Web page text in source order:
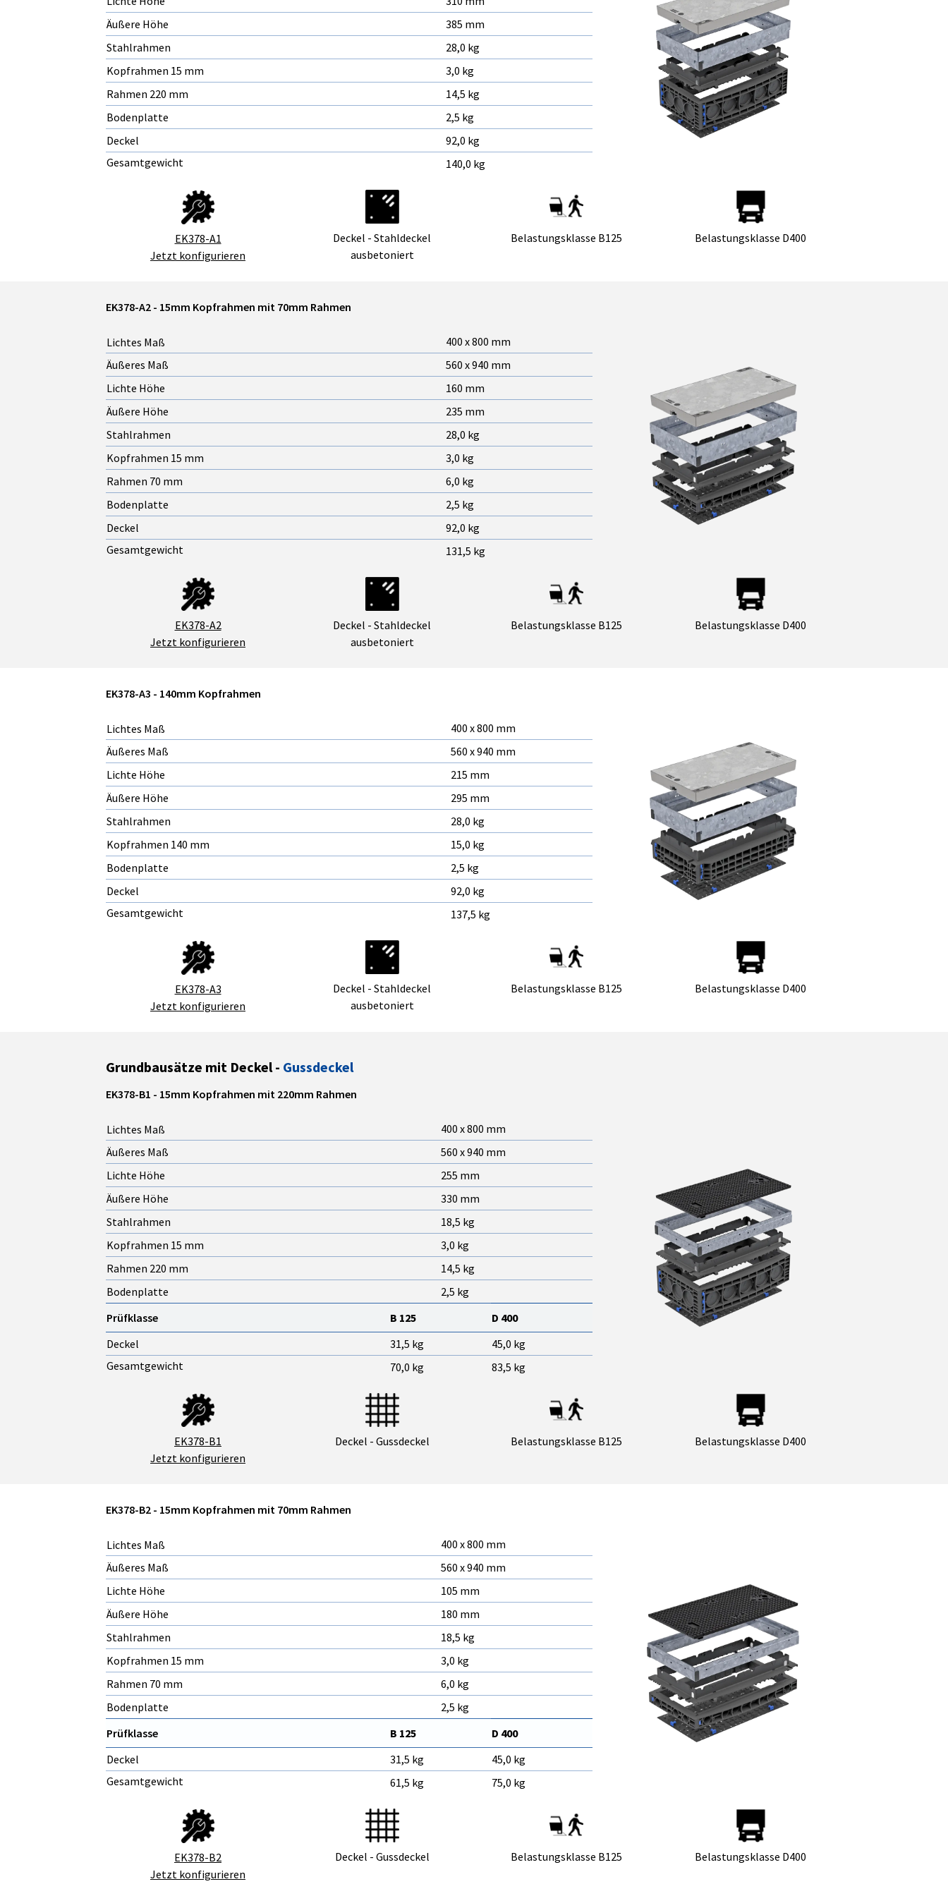
Äußere Höhe
385 mm
Stahlrahmen
28,0 kg
Kopfrahmen 15 mm
3,0 kg
Rahmen 220 mm
14,5 kg
Bodenplatte
2,5 kg
Deckel
92,0 kg
Gesamtgewicht
140,0 kg
EK378-A1
Jetzt konfigurieren
Deckel - Stahldeckel
ausbetoniert
Belastungsklasse B125 Belastungsklasse D400
EK378-A2 - 15mm Kopfrahmen mit 70mm Rahmen
Lichtes Maß
400 x 800 mm
Äußeres Maß
560 x 940 mm
Lichte Höhe
160 mm
Äußere Höhe
235 mm
Stahlrahmen
28,0 kg
Kopfrahmen 15 mm
3,0 kg
Rahmen 70 mm
6,0 kg
Bodenplatte
2,5 kg
Deckel
92,0 kg
Gesamtgewicht
131,5 kg
EK378-A2
Jetzt konfigurieren
Deckel - Stahldeckel
ausbetoniert
Belastungsklasse B125 Belastungsklasse D400
EK378-A3 - 140mm Kopfrahmen
Lichtes Maß
400 x 800 mm
Äußeres Maß
560 x 940 mm
Lichte Höhe
215 mm
Äußere Höhe
295 mm
Stahlrahmen
28,0 kg
Kopfrahmen 140 mm
15,0 kg
Bodenplatte
2,5 kg
Deckel
92,0 kg
Gesamtgewicht
137,5 kg
EK378-A3
Jetzt konfigurieren
Deckel - Stahldeckel
ausbetoniert
Belastungsklasse B125 Belastungsklasse D400
Grundbausätze mit Deckel - Gussdeckel
EK378-B1 - 15mm Kopfrahmen mit 220mm Rahmen
Lichtes Maß
400 x 800 mm
Äußeres Maß
560 x 940 mm
Lichte Höhe
255 mm
Äußere Höhe
330 mm
Stahlrahmen
18,5 kg
Kopfrahmen 15 mm
3,0 kg
Rahmen 220 mm
14,5 kg
Bodenplatte
2,5 kg
Prüfklasse
B 125
D 400
Deckel
31,5 kg
45,0 kg
Gesamtgewicht
70,0 kg 83,5 kg
EK378-B1
Jetzt konfigurieren
Deckel - Gussdeckel Belastungsklasse B125 Belastungsklasse D400
EK378-B2 - 15mm Kopfrahmen mit 70mm Rahmen
Lichtes Maß
400 x 800 mm
Äußeres Maß
560 x 940 mm
Lichte Höhe
105 mm
Äußere Höhe
180 mm
Stahlrahmen
18,5 kg
Kopfrahmen 15 mm
3,0 kg
Rahmen 70 mm
6,0 kg
Bodenplatte
2,5 kg
Prüfklasse
B 125
D 400
Deckel
31,5 kg
45,0 kg
Gesamtgewicht
61,5 kg 75,0 kg
EK378-B2
Jetzt konfigurieren
Deckel - Gussdeckel Belastungsklasse B125 Belastungsklasse D400